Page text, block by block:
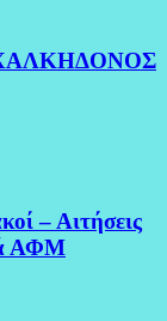
ΧΑΛΚΗΔΟΝΟΣ
– Αιτήσεις
ΑΦΜ